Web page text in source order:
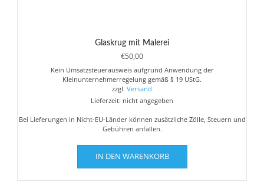
Glaskrug mit Malerei
€50,00
Kein Umsatzsteuerausweis aufgrund Anwendung der
Kleinunternehmerregelung gemäß § 19 UStG.
zzgl. Versand
Lieferzeit: nicht angegeben
Bei Lieferungen in Nicht-EU-Länder können zusätzliche Zölle, Steuern und
Gebühren anfallen.
IN DEN WARENKORB